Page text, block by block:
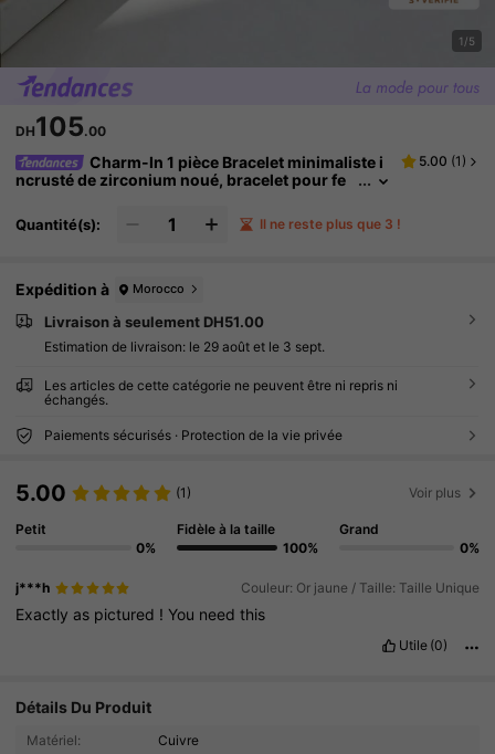
1/5
DH105.00
Charm-In 1 pièce Bracelet minimaliste i
ncrusté de zirconium noué, bracelet pour fe
estivals
5.00 (1 )
Quantité(s): Il ne reste plus que 3 !
Expédition à Morocco
Livraison à seulement DH51.00
Estimation de livraison: le 29 août et le 3 sept.
Les articles de cette catégorie ne peuvent être ni repris ni
échangés.
Paiements sécurisés · Protection de la vie privée
5.00 (1) Voir plus
Petit
0%
Fidèle à la taille
100%
Grand
0%
j***h Couleur: Or jaune / Taille: Taille Unique
Exactly as pictured !You needthis
Utile (0)
Détails Du Produit
Matériel: Cuivre
32K Suiveurs